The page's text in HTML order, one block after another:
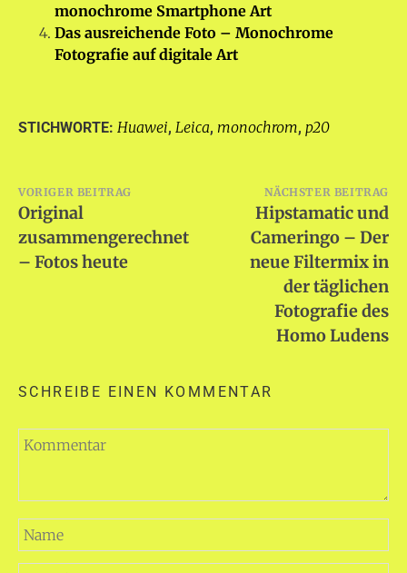
monochrome Smartphone Art
Das ausreichende Foto – Monochrome
Fotografie auf digitale Art
STICHWORTE: Huawei, Leica, monochrom, p20
Beitragsnavigation
VORIGER BEITRAG
Original
zusammengerechnet
– Fotos heute
NÄCHSTER BEITRAG
Hipstamatic und
Cameringo – Der
neue Filtermix in
der täglichen
Fotografie des
Homo Ludens
SCHREIBE EINEN KOMMENTAR